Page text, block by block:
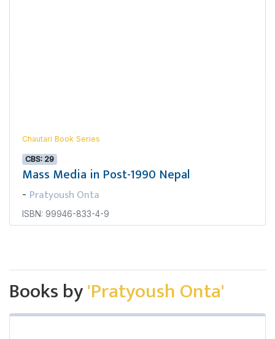
Chautari Book Series
CBS: 29
Mass Media in Post-1990 Nepal
- Pratyoush Onta
ISBN: 99946-833-4-9
Books by'Pratyoush Onta'